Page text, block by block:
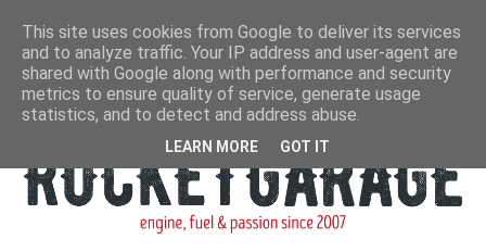
This site uses cookies from Google to deliver its services
and to analyze traffic. Your IP address and user-agent are
shared with Google along with performance and security
metrics to ensure quality of service, generate usage
statistics, and to detect and address abuse.
LEARN MORE GOT IT